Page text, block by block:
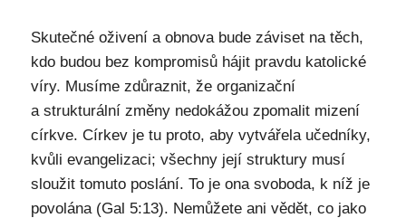
Skutečné oživení a obnova bude záviset na těch,
kdo budou bez kompromisů hájit pravdu katolické
víry. Musíme zdůraznit, že organizační
a strukturální změny nedokážou zpomalit mizení
církve. Církev je tu proto, aby vytvářela učedníky,
kvůli evangelizaci; všechny její struktury musí
sloužit tomuto poslání. To je ona svoboda, k níž je
povolána (Gal 5:13). Nemůžete ani vědět, co jako